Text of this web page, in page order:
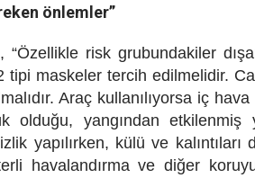
önlemler”
risk grubundakiler
tipi maskeler tercih edilmelidir.
Araç kullanılıyorsa iç
olduğu, yangından etkilenmiş
yapılırken, külü ve kalıntıları
havalandırma ve diğer